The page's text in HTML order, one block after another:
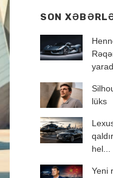
SON
lüks
hel...
Yeni